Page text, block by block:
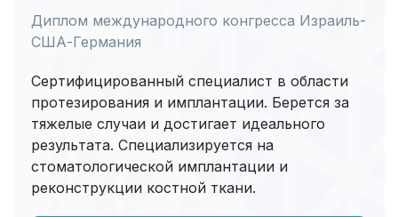
Диплом международного конгресса Израиль-
США-Германия
Сертифицированный специалист в области
протезирования и имплантации. Берется за
тяжелые случаи и достигает идеального
результата. Специализируется на
стоматологической имплантации и
реконструкции костной ткани.